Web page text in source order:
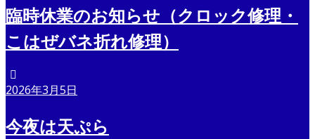
臨時休業のお知らせ（クロック修理・
こはぜバネ折れ修理）
2026年3月5日
今夜は天ぷら